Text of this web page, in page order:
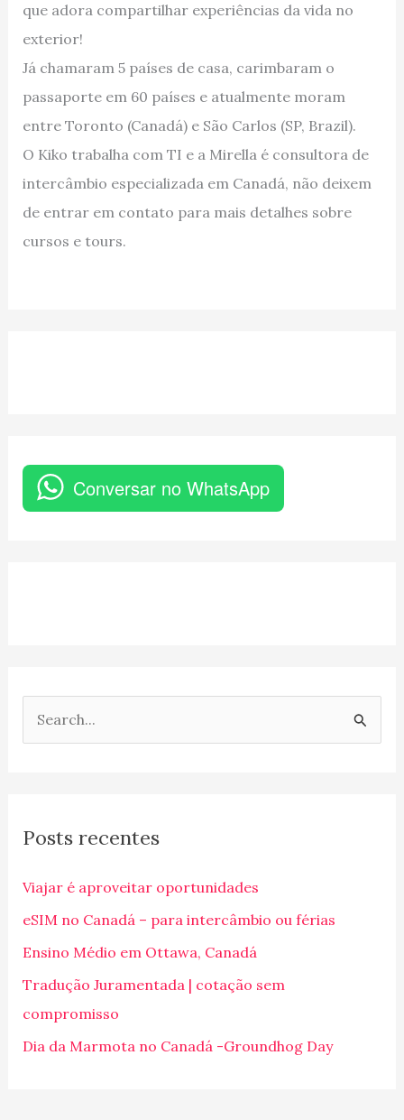
que adora compartilhar experiências da vida no
exterior!
Já chamaram 5 países de casa, carimbaram o
passaporte em 60 países e atualmente moram
entre Toronto (Canadá) e São Carlos (SP, Brazil).
O Kiko trabalha com TI e a Mirella é consultora de
intercâmbio especializada em Canadá, não deixem
de entrar em contato para mais detalhes sobre
cursos e tours.
Conversar no WhatsApp
u
s
a
r
p
o
r
Posts recentes
Viajar é aproveitar oportunidades
eSIM no Canadá – para intercâmbio ou férias
Ensino Médio em Ottawa, Canadá
Tradução Juramentada | cotação sem
compromisso
Dia da Marmota no Canadá -Groundhog Day